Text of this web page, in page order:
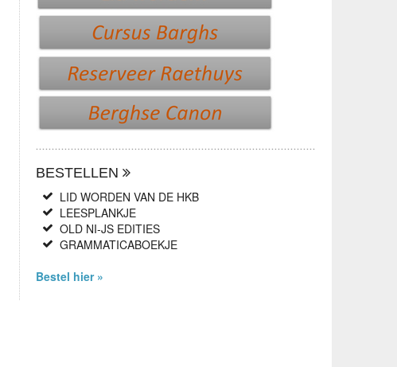
BESTELLEN
LID WORDEN VAN DE HKB
LEESPLANKJE
OLD NI-JS EDITIES
GRAMMATICABOEKJE
Bestel hier »